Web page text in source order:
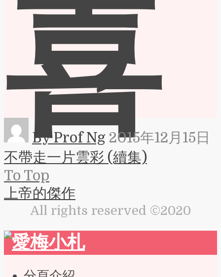
喜
By Prof Ng 2015年12月15日
不帶走一片雲彩 (續集)
To Top
上帝的傑作
All rights reserved ©2020